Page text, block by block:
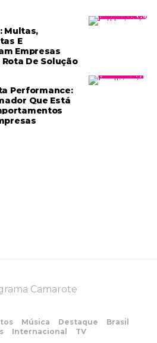
Multas,
E
Empresas
De Solução
Performance:
Que Está
Música Destaque
Brasil
Internacional TV